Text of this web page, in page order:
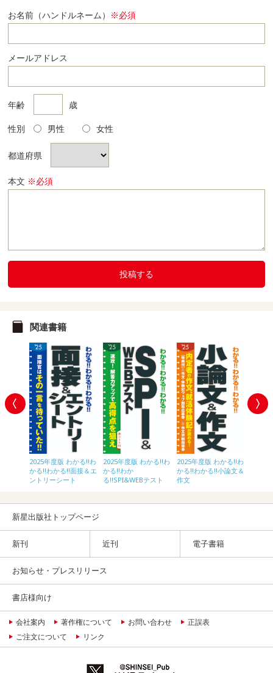
お名前（ハンドルネーム） ※必須
メールアドレス
年齢 歳
性別 男性 女性
都道府県
本文 ※必須
投稿する
関連書籍
2025年度版 わかる!!わ
かる!!わかる!!面接＆エ
ントリーシート
2025年度版 わかる!!わ
かる!!わか
る!!SPI&WEBテスト
2025年度版 わかる!!わ
かる!!わかる!!小論文＆
作文
新星出版社トップページ
新刊 近刊 電子書籍
お知らせ・プレスリリース
書店様向け
会社案内 著作権について お問い合わせ
正誤表
ご注文について
リンク